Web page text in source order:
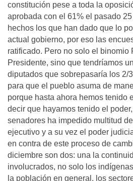
constitución pese a toda la
aprobada con el 61% el pasado
hechos los que han dado que lo
actual gobierno, por eso las
ratificado. Pero no solo el binomio
Presidente, sino que tendríamos
diputados que sobrepasaría los 2/
para que el pueblo asuma de
porque hasta ahora hemos tenido
decir que hayamos tenido el
senadores ha impedido multitud
ejecutivo y a su vez el poder
en contra de este proceso de
diciembre son dos: una la
involucrados, no solo los
la población en general, los